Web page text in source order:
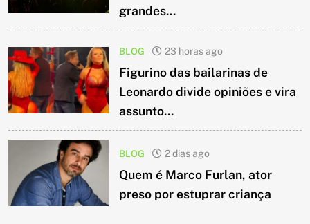
grandes...
BLOG 23 horas ago
Figurino das bailarinas de
Leonardo divide opiniões e vira
assunto...
BLOG 2 dias ago
Quem é Marco Furlan, ator
preso por estuprar criança